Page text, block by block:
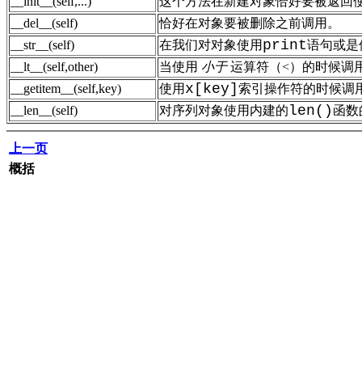
__del__(self)
恰好在对象要被删除之前调用。
__str__(self)
在我们对对象使用 print语句或是
__lt__(self,other)
当使用 小于运算符（<）的时候调
__getitem__(self,key)
使用 x[key] 索引操作符的时候调
__len__(self)
对序列对象使用内建的len() 函数
上一页
概括